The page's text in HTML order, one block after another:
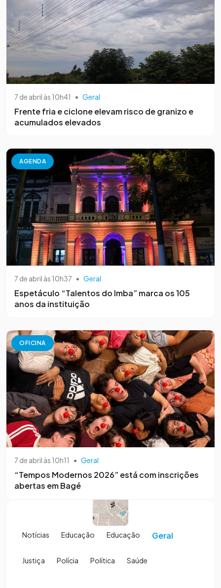
7 de abril às 10h41 • Geral
Frente fria e ciclone elevam risco de granizo e
acumulados elevados
AGENDA
7 de abril às 10h37 • Geral
Espetáculo “Talentos do Imba” marca os 105
anos da instituição
OFICINA
7 de abril às 10h11 • Geral
“Tempos Modernos 2026” está com inscrições
abertas em Bagé
Notícias Educação Educação Geral
Justiça Polícia Política Saúde